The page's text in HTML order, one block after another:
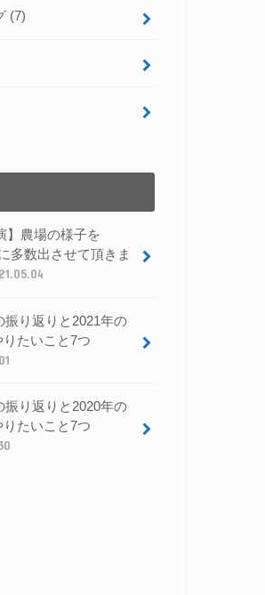
(7)
】農場の様子を
多数出させて頂きま
振り返りと2021年の
たいこと7つ
振り返りと2020年の
たいこと7つ